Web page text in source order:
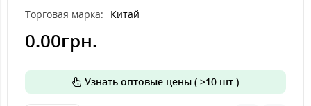
Торговая марка:
Китай
0.00грн.
Узнать оптовые цены ( >10 шт )